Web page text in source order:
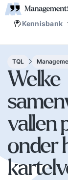
Kennisbank
TQL
Welke
vallen
onder